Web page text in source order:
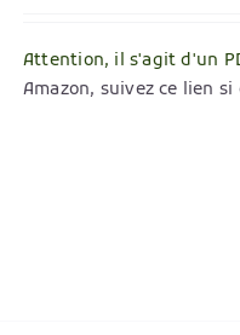
Attention, il s'agit d'un
Amazon, suivez ce lien